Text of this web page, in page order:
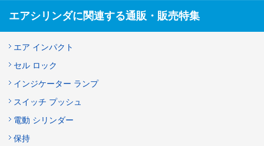
エアシリンダに関連する通販・販売特集
エア インパクト
セル ロック
インジケーター ランプ
スイッチ プッシュ
電動 シリンダー
保持